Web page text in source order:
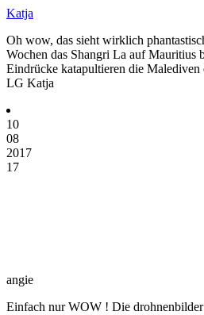
Katja
Oh wow, das sieht wirklich
Wochen das Shangri La auf Mauritius
Eindrücke katapultieren die
LG Katja
10
08
2017
17
angie
Einfach nur WOW ! Die